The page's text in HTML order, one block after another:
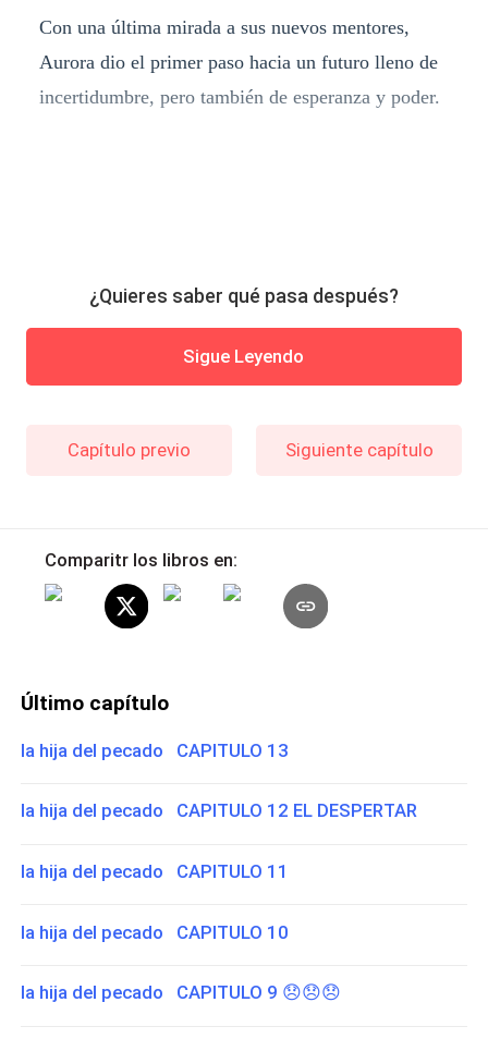
Con una última mirada a sus nuevos mentores,
Aurora dio el primer paso hacia un futuro lleno de
incertidumbre, pero también de esperanza y poder.
¿Quieres saber qué pasa después?
Sigue Leyendo
Capítulo previo Siguiente capítulo
Comparitr los libros en:
Último capítulo
la hija del pecado CAPITULO 13
la hija del pecado CAPITULO 12 EL DESPERTAR
la hija del pecado CAPITULO 11
la hija del pecado CAPITULO 10
la hija del pecado CAPITULO 9 😞😞😞